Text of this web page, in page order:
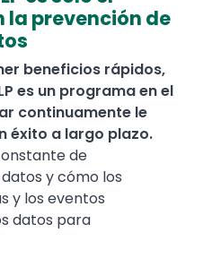
la prevención de
beneficios rápidos,
es un programa en el
continuamente le
éxito a largo plazo.
de
y cómo los
y los eventos
datos para